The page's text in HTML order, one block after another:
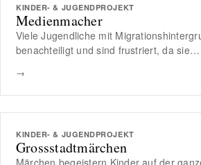
KINDER- & JUGENDPROJEKT
Medienmacher
Viele Jugendliche mit
benachteiligt und sind frustriert, da sie…
→
KINDER- & JUGENDPROJEKT
Grossstadtmärchen
Märchen begeistern Kinder auf der